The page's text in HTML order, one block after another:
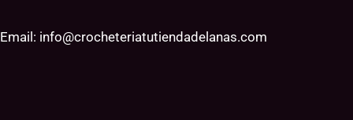
Email: info@crocheteriatutiendadelanas.com